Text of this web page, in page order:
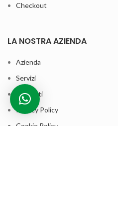
Checkout
LA NOSTRA AZIENDA
Azienda
Servizi
Contatti
Privacy Policy
Cookie Policy